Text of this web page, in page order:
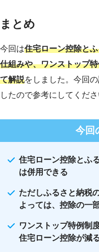
まとめ
今回は住宅ローン控除と
仕組みや、ワンストップ
て解説をしました。今回
したので参考にしてくださ
今回
住宅ローン控除とふ
は併用できる
ただしふるさと納税
よっては、控除の一
ワンストップ特例制
住宅ローン控除が減